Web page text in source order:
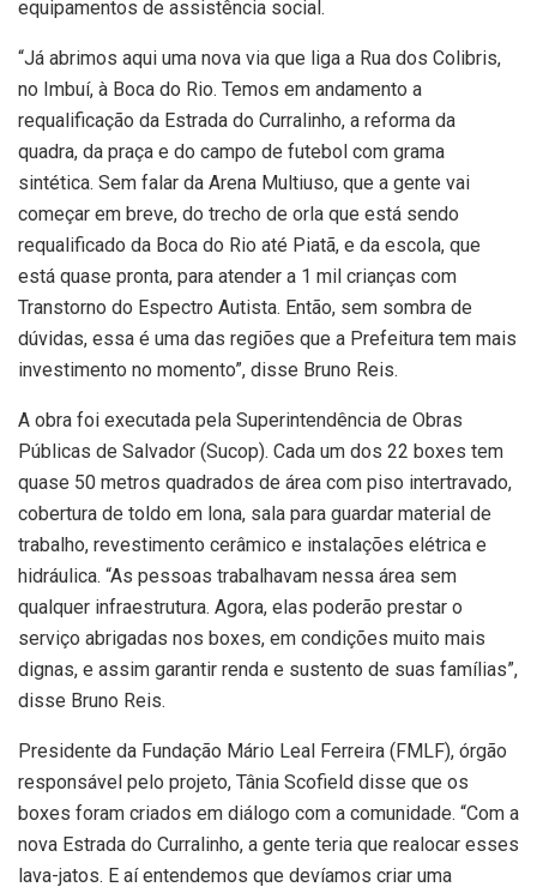
equipamentos de assistência social.
“Já abrimos aqui uma nova via que liga a Rua dos Colibris,
no Imbuí, à Boca do Rio. Temos em andamento a
requalificação da Estrada do Curralinho, a reforma da
quadra, da praça e do campo de futebol com grama
sintética. Sem falar da Arena Multiuso, que a gente vai
começar em breve, do trecho de orla que está sendo
requalificado da Boca do Rio até Piatã, e da escola, que
está quase pronta, para atender a 1 mil crianças com
Transtorno do Espectro Autista. Então, sem sombra de
dúvidas, essa é uma das regiões que a Prefeitura tem mais
investimento no momento”, disse Bruno Reis.
A obra foi executada pela Superintendência de Obras
Públicas de Salvador (Sucop). Cada um dos 22 boxes tem
quase 50 metros quadrados de área com piso intertravado,
cobertura de toldo em lona, sala para guardar material de
trabalho, revestimento cerâmico e instalações elétrica e
hidráulica. “As pessoas trabalhavam nessa área sem
qualquer infraestrutura. Agora, elas poderão prestar o
serviço abrigadas nos boxes, em condições muito mais
dignas, e assim garantir renda e sustento de suas famílias”,
disse Bruno Reis.
Presidente da Fundação Mário Leal Ferreira (FMLF), órgão
responsável pelo projeto, Tânia Scofield disse que os
boxes foram criados em diálogo com a comunidade. “Com a
nova Estrada do Curralinho, a gente teria que realocar esses
lava-jatos. E aí entendemos que devíamos criar uma